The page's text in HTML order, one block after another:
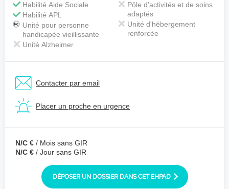
Votre message
Joindre des fichiers (lettre manuscrite,
dessin, photo ..)
Habilité Aide Sociale
Habilité APL
Unité pour personne
handicapée vieillissante
Unité Alzheimer
Pôle d'activités et de soins
adaptés
Unité d'hébergement
renforcée
Contacter par email
Placer un proche en urgence
N/C € / Mois sans GIR
N/C € / Jour sans GIR
DÉPOSER UN DOSSIER DANS CET EHPAD